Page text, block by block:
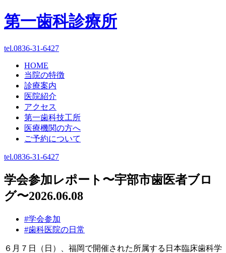
第一歯科診療所
tel.0836-31-6427
HOME
当院の特徴
診療案内
医院紹介
アクセス
第一歯科技工所
医療機関の方へ
ご予約について
tel.0836-31-6427
学会参加レポート〜宇部市歯医者ブロ
グ〜2026.06.08
#学会参加
#歯科医院の日常
６月７日（日）、福岡で開催された所属する日本臨床歯科学